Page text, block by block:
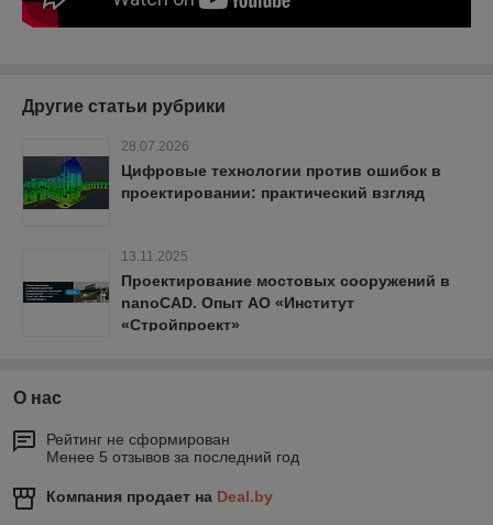
Другие статьи рубрики
28.07.2026
Цифровые технологии против ошибок в
проектировании: практический взгляд
13.11.2025
Проектирование мостовых сооружений в
nanoCAD. Опыт АО «Институт
«Стройпроект»
О нас
Рейтинг не сформирован
Менее 5 отзывов за последний год
Компания продает на Deal.by